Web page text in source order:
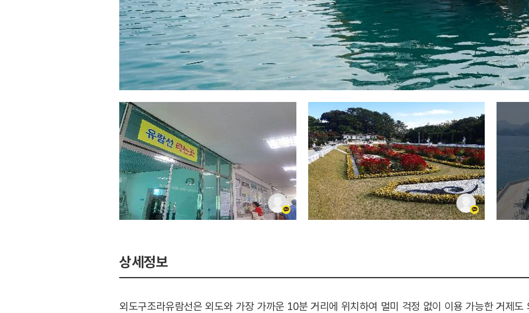
상세정보
외도구조라유람선은 외도와 가장 가까운 10분 거리에 위치하여 멀미 걱정 없이 이용 가능한 거제도